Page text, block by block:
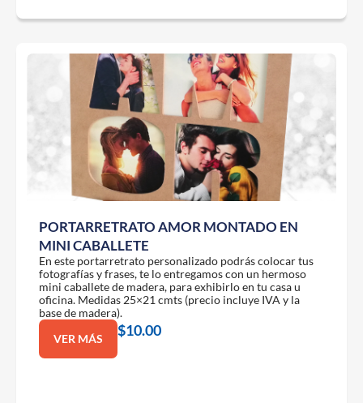
PORTARRETRATO AMOR MONTADO EN
MINI CABALLETE
En este portarretrato personalizado podrás colocar tus
fotografías y frases, te lo entregamos con un hermoso
mini caballete de madera, para exhibirlo en tu casa u
oficina. Medidas 25×21 cmts (precio incluye IVA y la
base de madera).
VER MÁS
$10.00